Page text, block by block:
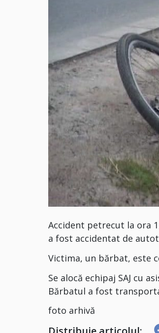
Accident petrecut la ora
a fost accidentat de
Victima, un bărbat, este
Se alocă echipaj SAJ cu
Bărbatul a fost
foto arhivă